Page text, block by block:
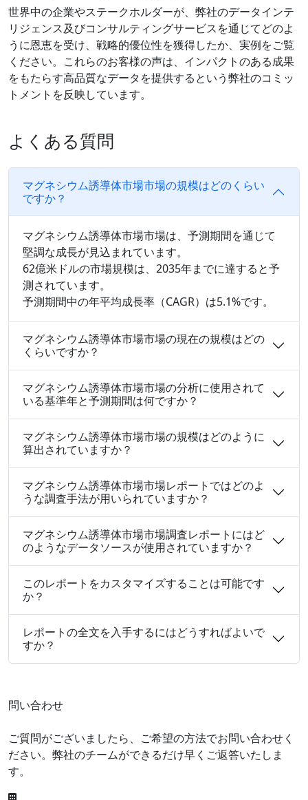
世界中の企業やステークホルダーが、弊社のデータインテ
リジェンス及びコンサルティングサービスを通じてどのよ
うに恩恵を受け、戦略的優位性を獲得したか、実例をご覧
ください。これらのお客様の声は、インパクトのある成果
をもたらす高品質なデータを提供するという弊社のコミッ
トメントを反映しています。
よくある質問
マグネシウム誘導体市場市場の規模はどのくらい
ですか？
マグネシウム誘導体市場市場は、予測期間を通じて
堅調な成長が見込まれています。
62億米ドルの市場規模は、2035年までに達すると予
測されています。
予測期間中の年平均成長率（CAGR）は5.1%です。
マグネシウム誘導体市場市場の現在の規模はどの
くらいですか？
マグネシウム誘導体市場市場の分析に使用されて
いる基準年と予測期間は何ですか？
マグネシウム誘導体市場市場の規模はどのように
算出されていますか？
マグネシウム誘導体市場市場レポートではどのよ
うな調査手法が用いられていますか？
マグネシウム誘導体市場市場調査レポートにはど
のようなデータソースが使用されていますか？
このレポートをカスタマイズすることは可能です
か？
レポートの全文を入手するにはどうすればよいで
すか？
問い合わせ
ご質問がございましたら、ご希望の方法でお問い合わせく
ださい。弊社のチームができるだけ早くご返答いたしま
す。